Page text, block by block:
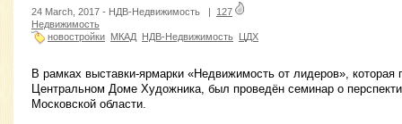
24 March, 2017 - НДВ-Недвижимость | 127
Недвижимость
новостройки МКАД НДВ-Недвижимость ЦДХ
В рамках выставки-ярмарки «Недвижимость от лидеров», которая
Центральном Доме Художника, был проведён семинар о
Московской области.